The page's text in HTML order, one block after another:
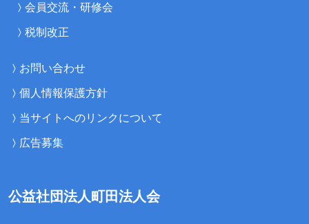
会員交流・研修会
税制改正
お問い合わせ
個人情報保護方針
当サイトへのリンクについて
広告募集
公益社団法人町田法人会